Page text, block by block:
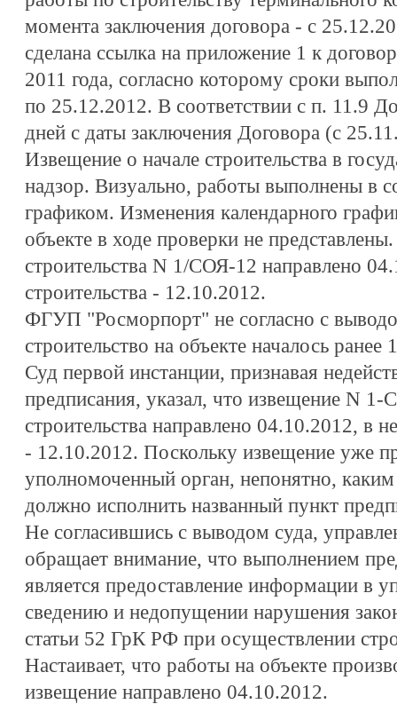
момента заключения договора - с
сделана ссылка на приложение 1 к
2011 года, согласно которому сроки
по 25.12.2012. В соответствии с п. 11.9
дней с даты заключения Договора (с
Извещение о начале строительства в
надзор. Визуально, работы выполнены в
графиком. Изменения календарного
объекте в ходе проверки не
строительства N 1/СОЯ-12 направлено
строительства - 12.10.2012.
ФГУП "Росморпорт" не согласно с
строительство на объекте началось ранее
Суд первой инстанции, признавая
предписания, указал, что извещение N 1-
строительства направлено 04.10.2012, в
- 12.10.2012. Поскольку извещение уже
уполномоченный орган, непонятно,
должно исполнить названный пункт
Не согласившись с выводом суда,
обращает внимание, что выполнением
является предоставление информации в
сведению и недопущении нарушения
статьи 52 ГрК РФ при осуществлении
Настаивает, что работы на объекте
извещение направлено 04.10.2012.